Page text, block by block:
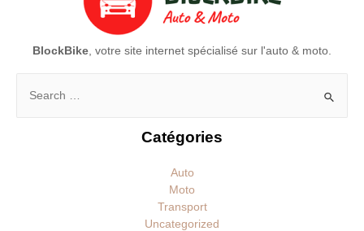
BlockBike , votre site internet spécialisé sur l'auto & moto.
Rechercher :
Catégories
Auto
Moto
Transport
Uncategorized